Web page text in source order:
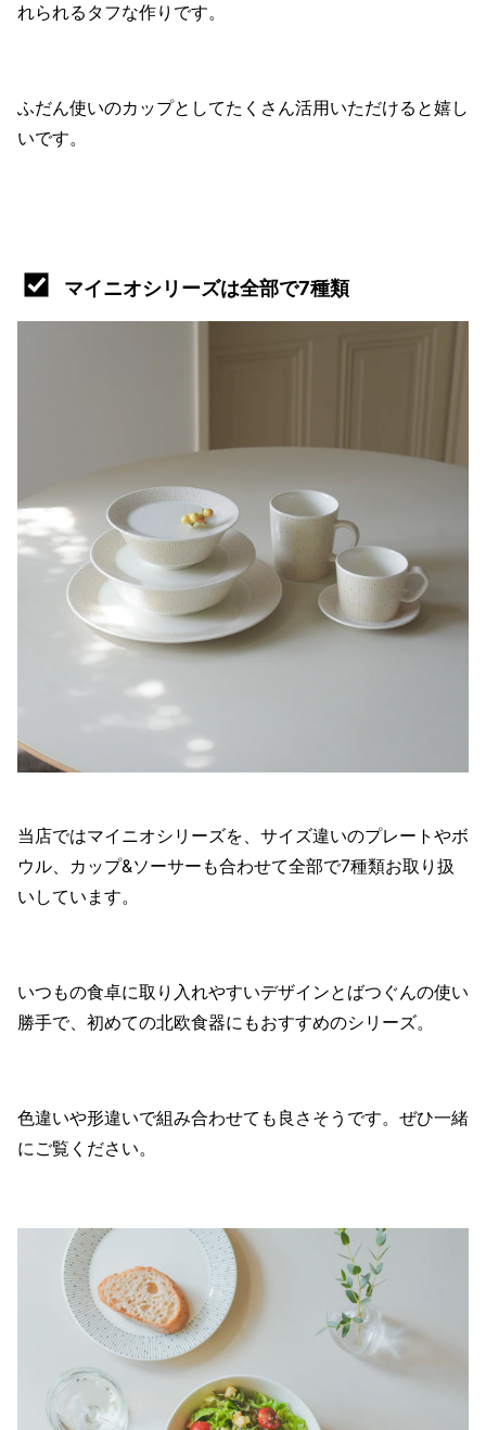
れられるタフな作りです。
ふだん使いのカップとしてたくさん活用いただけると嬉し
いです。
マイニオシリーズは全部で7種類
当店ではマイニオシリーズを、サイズ違いのプレートやボ
ウル、カップ&ソーサーも合わせて全部で7種類お取り扱
いしています。
いつもの食卓に取り入れやすいデザインとばつぐんの使い
勝手で、初めての北欧食器にもおすすめのシリーズ。
色違いや形違いで組み合わせても良さそうです。ぜひ一緒
にご覧ください。